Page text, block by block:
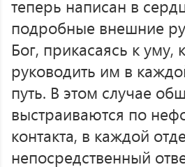
теперь написан в
подробные внешние
Бог, прикасаясь к уму,
руководить им в
путь. В этом случае
выстраиваются по
контакта, в каждой
непосредственный